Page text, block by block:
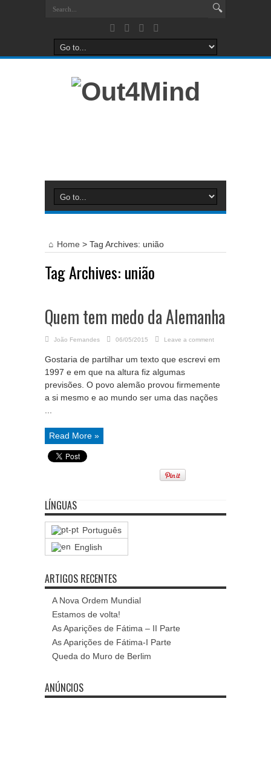
Home > Tag Archives: união
Tag Archives: união
Quem tem medo da Alemanha
João Fernandes 06/05/2015 Leave a comment
Gostaria de partilhar um texto que escrevi em
1997 e em que na altura fiz algumas
previsões. O povo alemão provou firmemente
a si mesmo e ao mundo ser uma das nações
Read More »
LÍNGUAS
Português
English
ARTIGOS RECENTES
A Nova Ordem Mundial
Estamos de volta!
As Aparições de Fátima – II Parte
As Aparições de Fátima-I Parte
Queda do Muro de Berlim
ANÚNCIOS